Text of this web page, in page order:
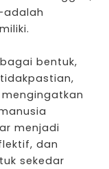
bentuk,
menjadi
dan
sekedar